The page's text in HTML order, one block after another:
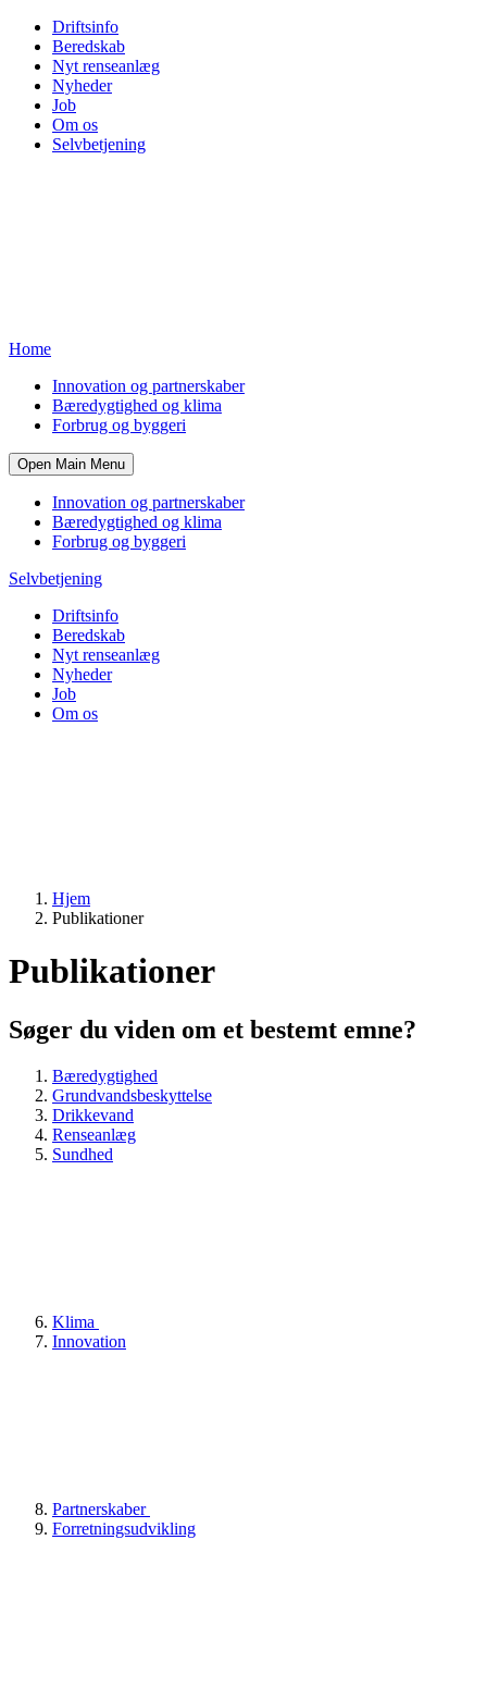
Driftsinfo
Beredskab
Nyt renseanlæg
Nyheder
Job
Om os
Selvbetjening
Home
Innovation og partnerskaber
Bæredygtighed og klima
Forbrug og byggeri
Open Main Menu
Innovation og partnerskaber
Bæredygtighed og klima
Forbrug og byggeri
Selvbetjening
Driftsinfo
Beredskab
Nyt renseanlæg
Nyheder
Job
Om os
Hjem
Publikationer
Publikationer
Søger du viden om et bestemt emne?
Bæredygtighed
Grundvandsbeskyttelse
Drikkevand
Renseanlæg
Sundhed
Klima
Innovation
Partnerskaber
Forretningsudvikling